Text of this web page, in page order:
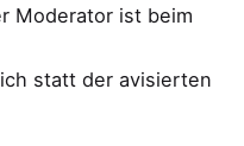
Moderator ist beim
statt der avisierten